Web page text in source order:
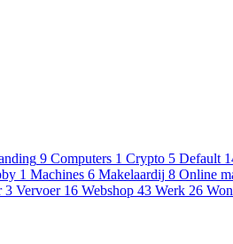
9 Computers 1 Crypto 5 Default
1 Machines 6 Makelaardij 8 Online
3 Vervoer 16 Webshop 43 Werk 26